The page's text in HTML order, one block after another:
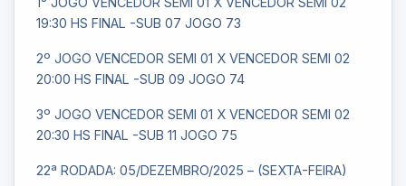
19:30 HS FINAL -SUB 07 JOGO 73
2º JOGO VENCEDOR SEMI 01 X VENCEDOR SEMI 02
20:00 HS FINAL -SUB 09 JOGO 74
3º JOGO VENCEDOR SEMI 01 X VENCEDOR SEMI 02
20:30 HS FINAL -SUB 11 JOGO 75
22ª RODADA: 05/DEZEMBRO/2025 – (SEXTA-FEIRA)